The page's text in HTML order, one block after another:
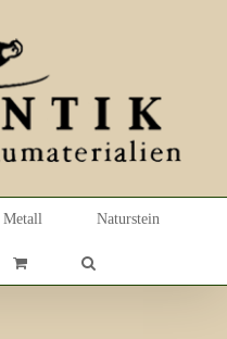
Metall Naturstein